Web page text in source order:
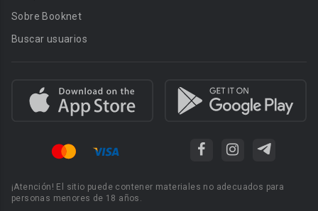
Sobre Booknet
Buscar usuarios
¡Atención! El sitio puede contener materiales no adecuados para
personas menores de 18 años.